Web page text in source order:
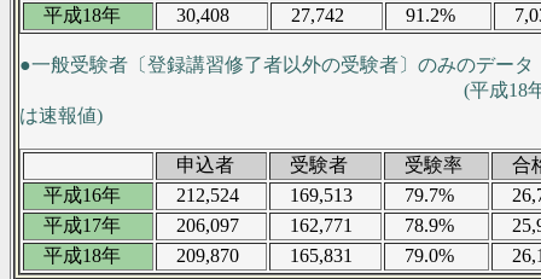
平成18年
30,408 27,742 91.2%
●一般受験者〔登録講習修了者以外の受験者〕のみのデータ
(平成18年の受験者
は速報値)
申込者 受験者 受験率
合
平成16年
212,524 169,513 79.7%
平成17年
206,097 162,771 78.9%
平成18年
209,870 165,831 79.0%